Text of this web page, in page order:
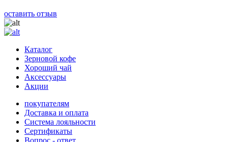
оставить отзыв
Каталог
Зерновой кофе
Хороший чай
Аксессуары
Акции
покупателям
Доставка и оплата
Система лояльности
Сертификаты
Вопрос - ответ